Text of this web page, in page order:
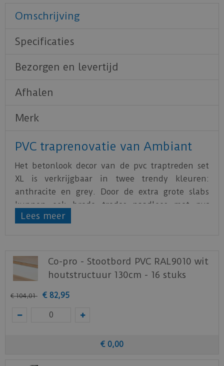
Omschrijving
Specificaties
Bezorgen en levertijd
Afhalen
Merk
PVC traprenovatie van Ambiant
Het betonlook decor van de pvc traptreden set
XL is verkrijgbaar in twee trendy kleuren:
anthracite en grey. Door de extra grote slabs
kunnen ook brede tredes naadloos met pvc
bekleed worden.
onderdelen:
- 2 stroken pvc van 55 x 153 cm. Uit één strook
kunnen 2 treden gehaald worden, waardoor uit
de gehele set 4 treden gehaald kunnen worden.
Lees meer
Co-pro - Stootbord PVC RAL9010 wit
houtstructuur 130cm - 16 stuks
€ 104,01 € 82,95
€ 0,00